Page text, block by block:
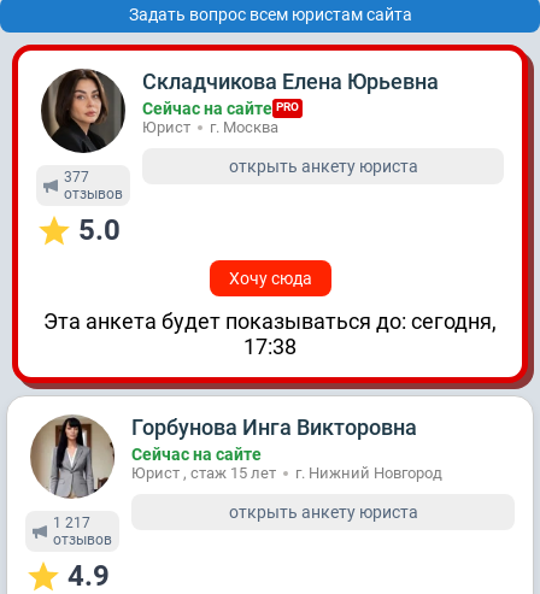
Задать вопрос всем юристам сайта
377
отзывов
5.0
Складчикова Елена Юрьевна
Сейчас на сайте PRO
Юрист г. Москва
открыть анкету юриста
Хочу сюда
Эта анкета будет показываться до: сегодня,
17:38
1 217
отзывов
4.9
Горбунова Инга Викторовна
Сейчас на сайте
Юрист , стаж 15 лет г. Нижний Новгород
открыть анкету юриста